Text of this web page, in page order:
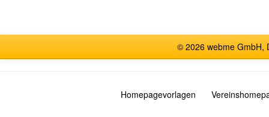
© 2026 webme GmbH,
Homepagevorlagen